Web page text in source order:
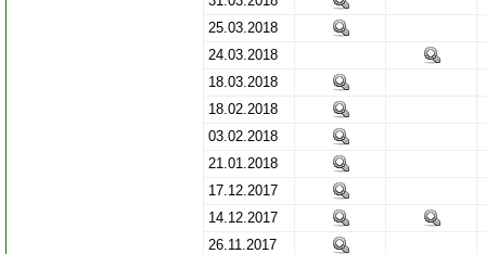
25.03.2018
24.03.2018
18.03.2018
18.02.2018
03.02.2018
21.01.2018
17.12.2017
14.12.2017
26.11.2017